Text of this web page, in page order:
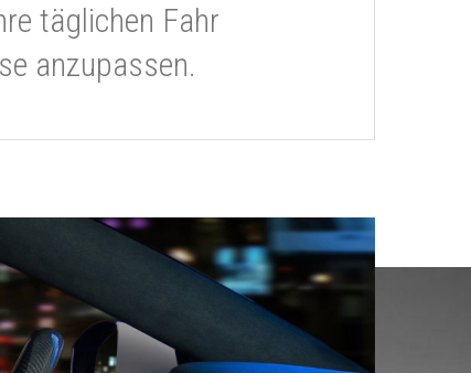
täglichen Fahr
anzupassen.